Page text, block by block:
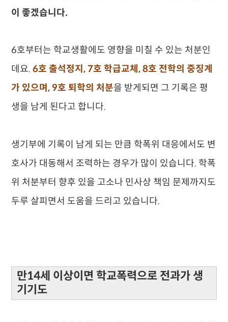
이 좋겠습니다.
6호부터는 학교생활에도 영향을 미칠 수 있는 처분인
데요.6호 출석정지, 7호 학급교체, 8호 전학의 중징계
가 있으며, 9호 퇴학의 처분을 받게되면 그 기록은 평
생을 남게 된다고 합니다.
생기부에 기록이 남게 되는 만큼 학폭위 대응에서도 변
호사가 대동해서 조력하는 경우가 많이 있습니다. 학폭
위 처분부터 향후 있을 고소나 민사상 책임 문제까지도
두루 살피면서 도움을 드리고 있습니다.
만14세 이상이면 학교폭력으로 전과가 생
기기도